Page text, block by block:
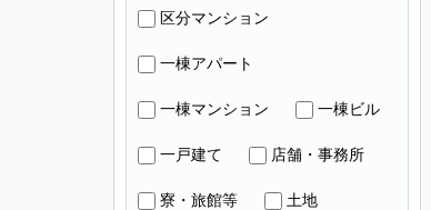
区分マンション
一棟アパート
一棟マンション 一棟ビル
一戸建て 店舗・事務所
寮・旅館等 土地